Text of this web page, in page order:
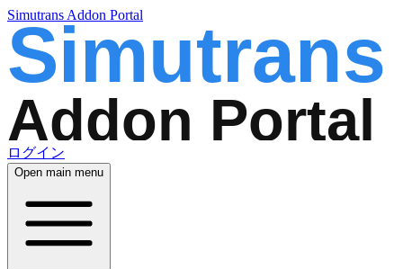
Simutrans Addon Portal
ログイン
Open main menu